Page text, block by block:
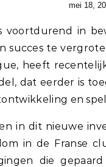
mei 18,
succes te
heeft
dat eerder is
en
in dit nieuwe
in de Franse
die